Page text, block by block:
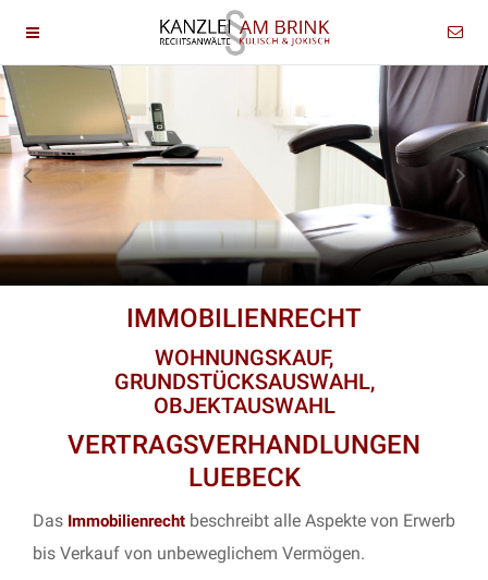
IMMOBILIENRECHT
WOHNUNGSKAUF,
GRUNDSTÜCKSAUSWAHL,
OBJEKTAUSWAHL
VERTRAGSVERHANDLUNGEN
LUEBECK
Das Immobilienrecht beschreibt alle Aspekte von Erwerb
bis Verkauf von unbeweglichem Vermögen.